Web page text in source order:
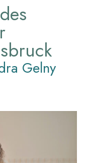
Gelny